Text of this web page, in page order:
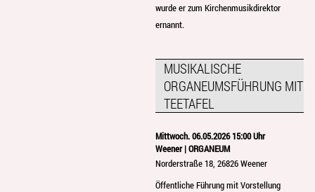
wurde er zum Kirchenmusikdirektor
ernannt.
MUSIKALISCHE
ORGANEUMSFÜHRUNG MIT
TEETAFEL
Mittwoch. 06.05.2026 15:00 Uhr
Weener | ORGANEUM
Norderstraße 18, 26826 Weener
Öffentliche Führung mit Vorstellung